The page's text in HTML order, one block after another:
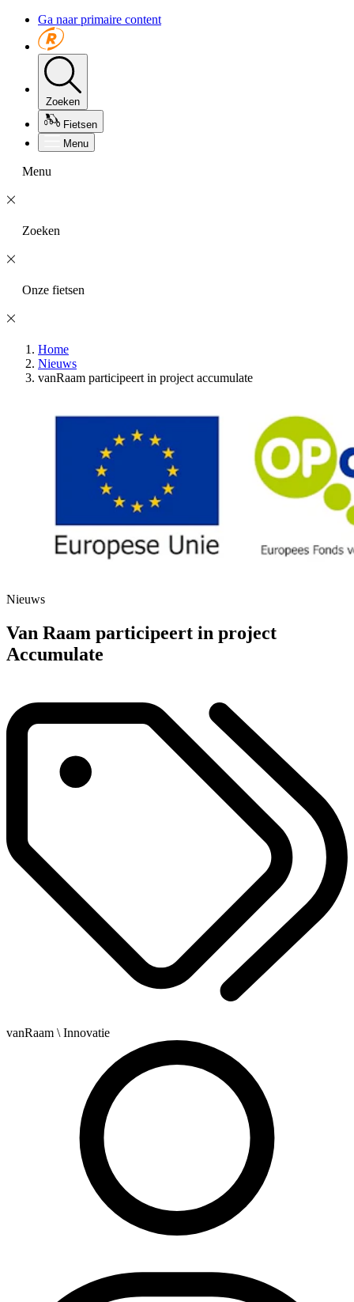
Ga naar primaire content
Zoeken
Fietsen
Menu
Menu
Zoeken
Onze fietsen
Home
Nieuws
vanRaam participeert in project accumulate
Nieuws
Van Raam participeert in project
Accumulate
vanRaam \ Innovatie